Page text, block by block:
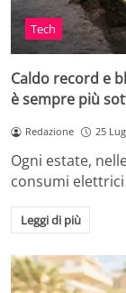
Tech
Caldo record e
è sempre più
Redazione 25
Ogni estate,
consumi
Leggi di più